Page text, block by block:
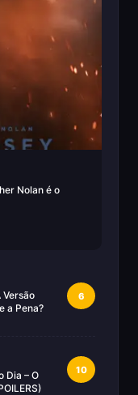
Nolan é o
Versão
a Pena?
6
Dia – O
10